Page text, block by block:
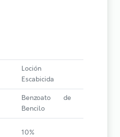
Loción
Escabicida
Benzoato de
Bencilo
10%